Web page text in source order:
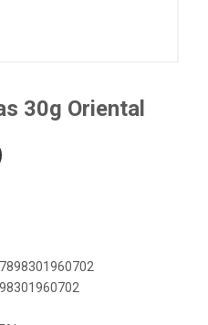
30g Oriental